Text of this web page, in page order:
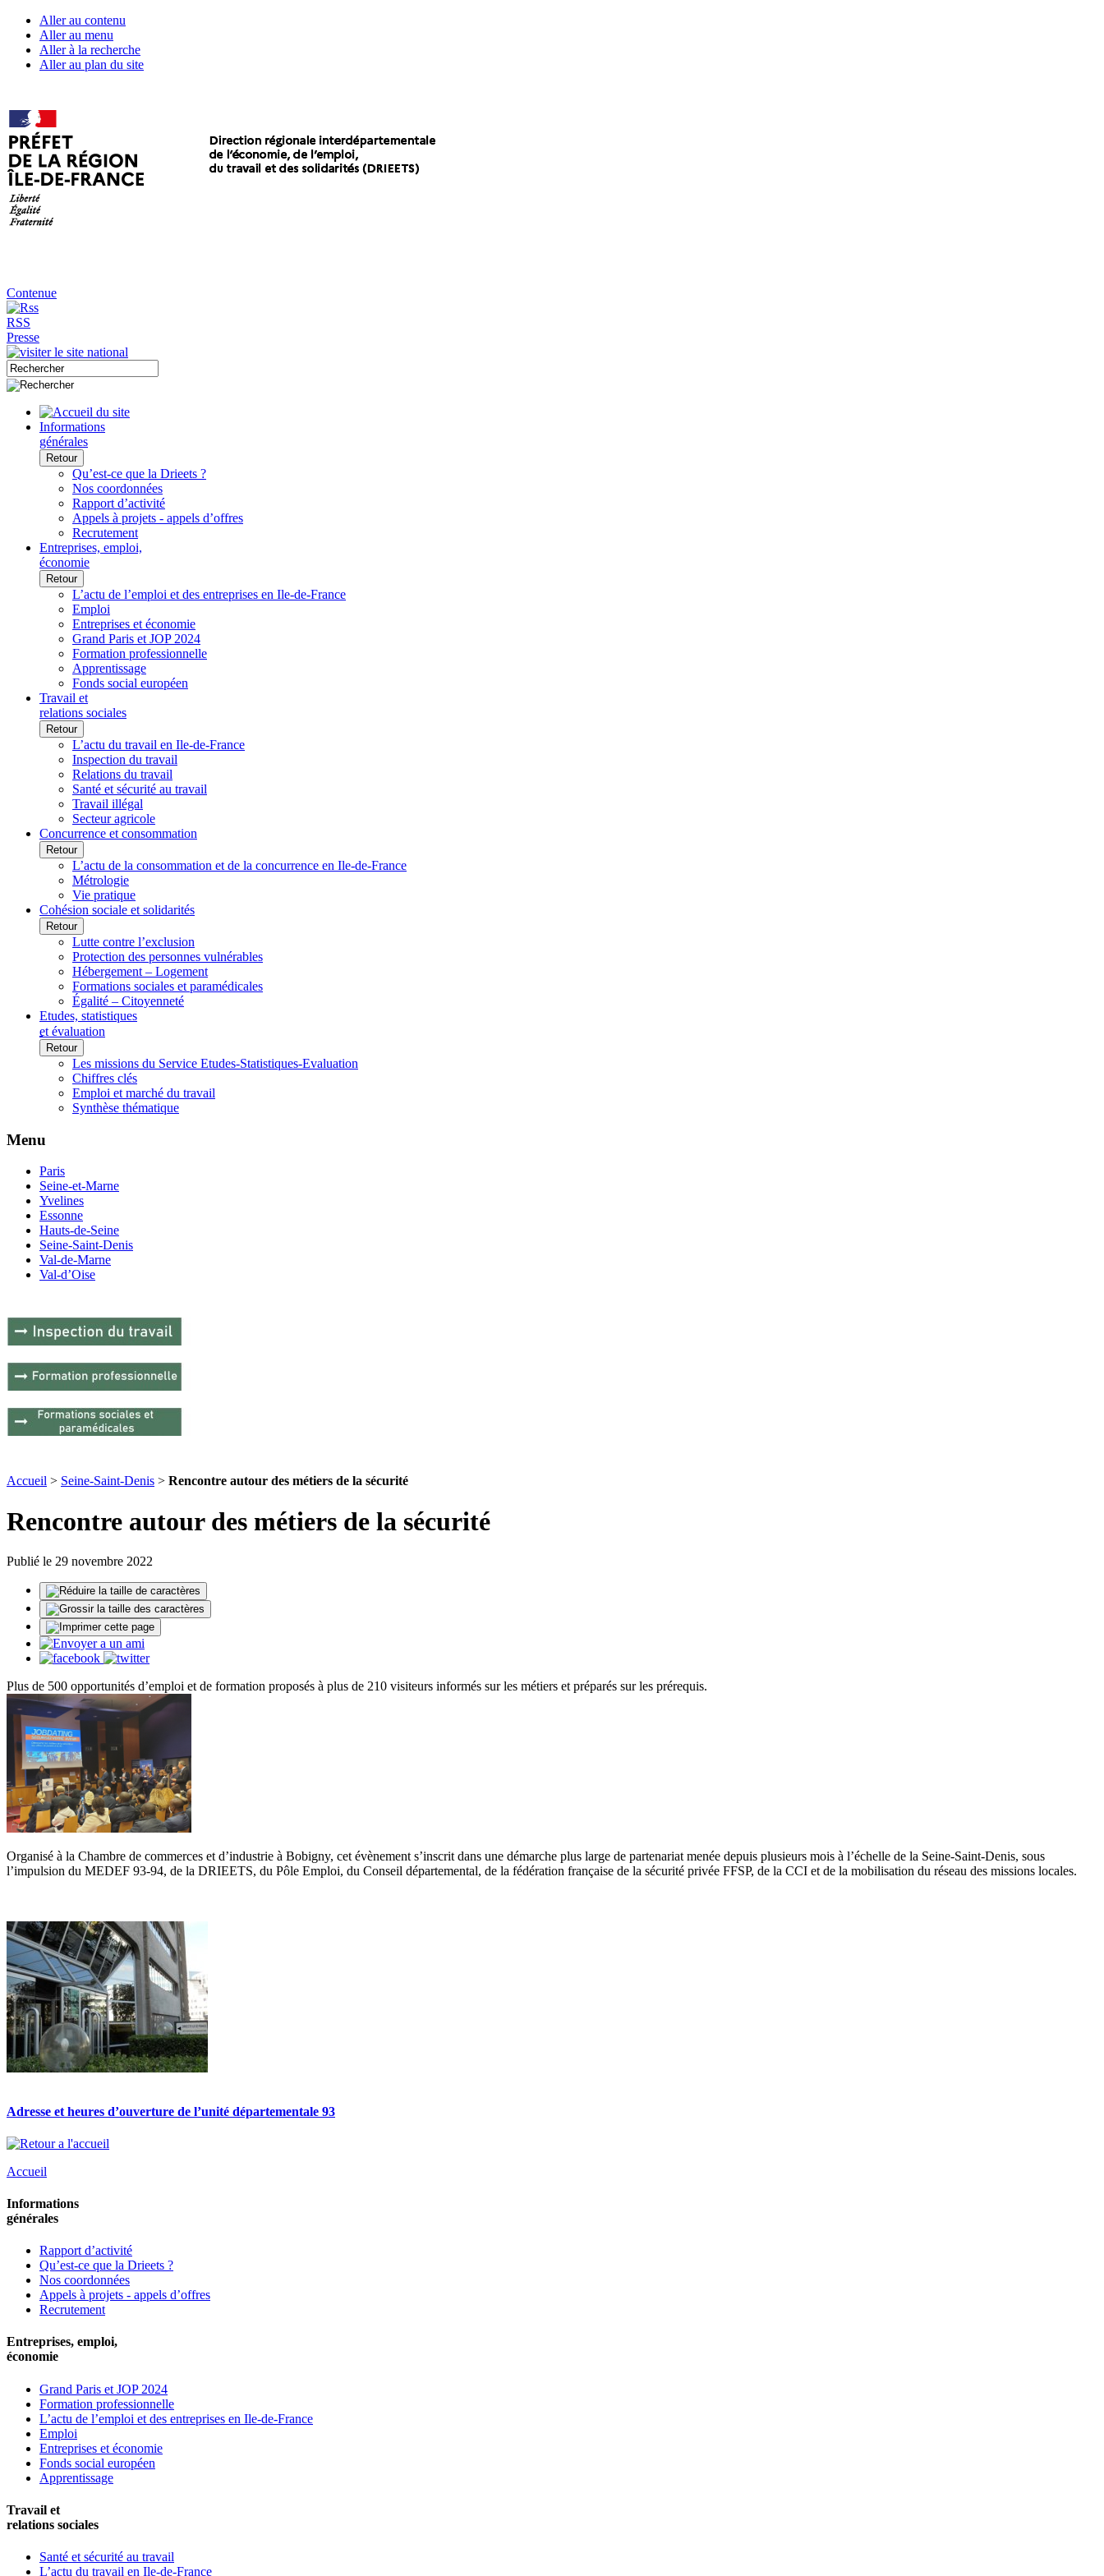
Aller au contenu
Aller au menu
Aller à la recherche
Aller au plan du site
Contenue
RSS
Presse
Informations
générales
Retour
Qu’est-ce que la Drieets ?
Nos coordonnées
Rapport d’activité
Appels à projets - appels d’offres
Recrutement
Entreprises, emploi,
économie
Retour
L’actu de l’emploi et des entreprises en Ile-de-France
Emploi
Entreprises et économie
Grand Paris et JOP 2024
Formation professionnelle
Apprentissage
Fonds social européen
Travail et
relations sociales
Retour
L’actu du travail en Ile-de-France
Inspection du travail
Relations du travail
Santé et sécurité au travail
Travail illégal
Secteur agricole
Concurrence et consommation
Retour
L’actu de la consommation et de la concurrence en Ile-de-France
Métrologie
Vie pratique
Cohésion sociale et solidarités
Retour
Lutte contre l’exclusion
Protection des personnes vulnérables
Hébergement – Logement
Formations sociales et paramédicales
Égalité – Citoyenneté
Etudes, statistiques
et évaluation
Retour
Les missions du Service Etudes-Statistiques-Evaluation
Chiffres clés
Emploi et marché du travail
Synthèse thématique
Menu
Paris
Seine-et-Marne
Yvelines
Essonne
Hauts-de-Seine
Seine-Saint-Denis
Val-de-Marne
Val-d’Oise
Accueil > Seine-Saint-Denis > Rencontre autour des métiers de la sécurité
Rencontre autour des métiers de la sécurité
Publié le 29 novembre 2022
Plus de 500 opportunités d’emploi et de formation proposés à plus de 210 visiteurs informés sur les métiers et préparés sur les prérequis.
Organisé à la Chambre de commerces et d’industrie à Bobigny, cet évènement s’inscrit dans une démarche plus large de partenariat menée depuis plusieurs mois à l’échelle de la Seine-Saint-Denis, sous
l’impulsion du MEDEF 93-94, de la DRIEETS, du Pôle Emploi, du Conseil départemental, de la fédération française de la sécurité privée FFSP, de la CCI et de la mobilisation du réseau des missions locales.
Adresse et heures d’ouverture de l’unité départementale 93
Accueil
Informations
générales
Rapport d’activité
Qu’est-ce que la Drieets ?
Nos coordonnées
Appels à projets - appels d’offres
Recrutement
Entreprises, emploi,
économie
Grand Paris et JOP 2024
Formation professionnelle
L’actu de l’emploi et des entreprises en Ile-de-France
Emploi
Entreprises et économie
Fonds social européen
Apprentissage
Travail et
relations sociales
Santé et sécurité au travail
L’actu du travail en Ile-de-France